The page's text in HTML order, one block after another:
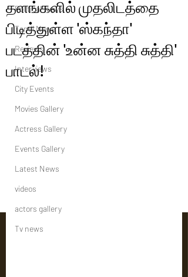
Political News
Tamil News
Reviews
Interviews
City Events
Movies Gallery
Actress Gallery
Events Gallery
Latest News
videos
actors gallery
Tv news
தளங்களில் முதலிடத்தை
பிடித்துள்ள 'ஸ்கந்தா'
படத்தின் 'உன்ன சுத்தி சுத்தி'
பாடல்!